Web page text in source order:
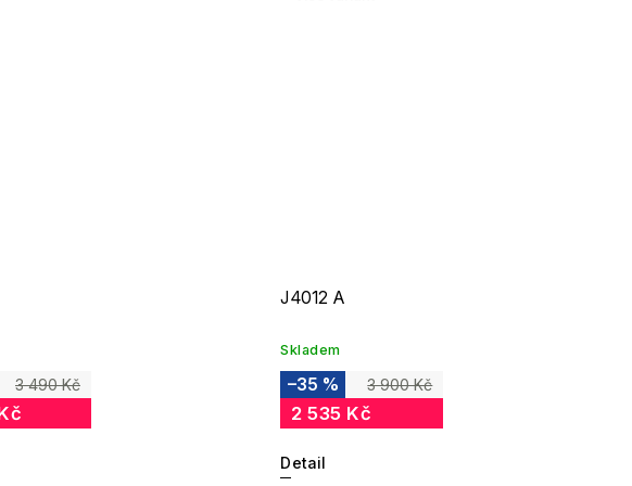
3 490 Kč
J4012 A
Skladem
3 900 Kč
–35 %
2 535 Kč
Detail